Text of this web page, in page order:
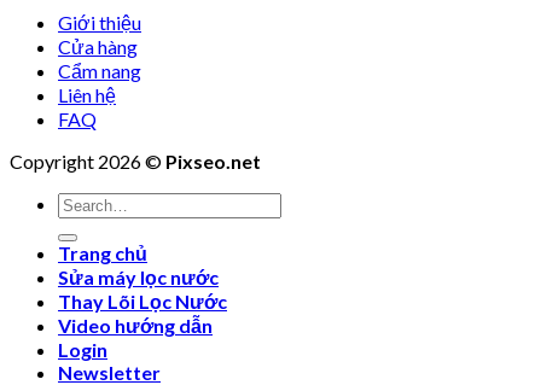
Giới thiệu
Cửa hàng
Cẩm nang
Liên hệ
FAQ
Copyright 2026 © Pixseo.net
Search
for:
Trang chủ
Sửa máy lọc nước
Thay Lõi Lọc Nước
Video hướng dẫn
Login
Newsletter